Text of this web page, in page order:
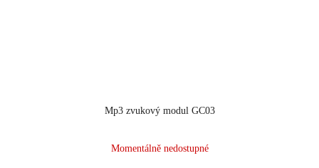
Mp3 zvukový modul GC03
hodnocení
Momentálně nedostupné